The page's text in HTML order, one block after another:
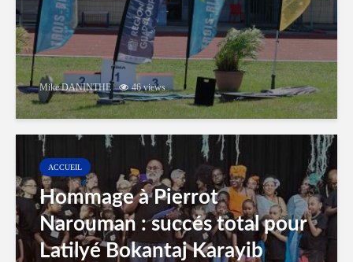
Mike DANINTHE 46 views
ACCUEIL
Hommage à Pierrot
Narouman : succés total pour
Latilyé Bokantaj Karayib